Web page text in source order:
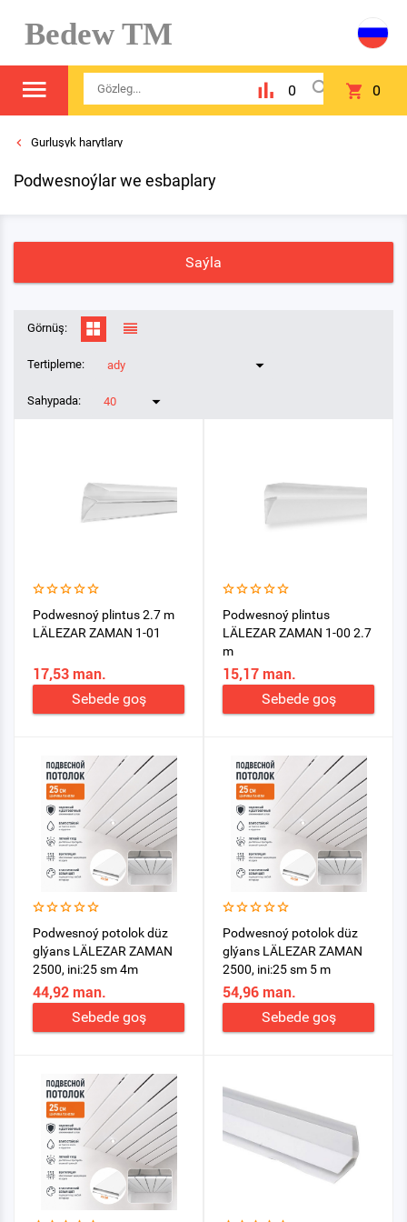
Bedew TM
0 0
Gurluşyk harytlary
Podwesnoýlar we esbaplary
Saýla
Görnüş:
Tertipleme: ady
Sahypada: 40
Podwesnoý plintus 2.7 m
LÄLEZAR ZAMAN 1-01
17,53 man.
Sebede goş
Podwesnoý plintus
LÄLEZAR ZAMAN 1-00 2.7
m
15,17 man.
Sebede goş
Podwesnoý potolok düz
glýans LÄLEZAR ZAMAN
2500, ini:25 sm 4m
44,92 man.
Sebede goş
Podwesnoý potolok düz
glýans LÄLEZAR ZAMAN
2500, ini:25 sm 5 m
54,96 man.
Sebede goş